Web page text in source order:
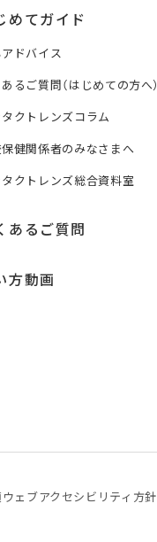
めてガイド
ドバイス
るご質問（はじめての方へ）
タクトレンズコラム
健関係者のみなさまへ
タクトレンズ総合資料室
あるご質問
方動画
ウェブアクセシビリティ方針